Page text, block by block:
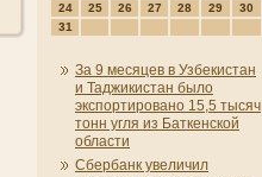
24
25 26 27 28 29
30
31
За 9 месяцев в Узбекистан
и Таджикистан было
экспортировано 15,5 тысяч
тонн угля из Баткенской
области
Сбербанк увеличил